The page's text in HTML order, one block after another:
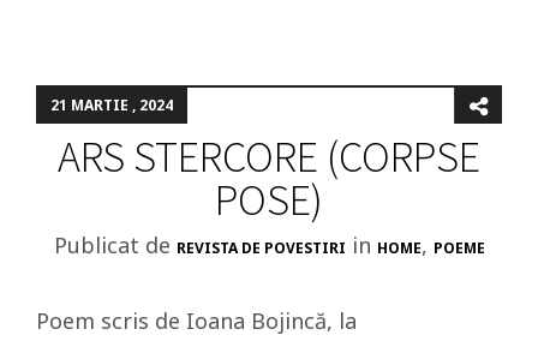
21 MARTIE , 2024
ARS STERCORE (CORPSE
POSE)
Publicat de REVISTA DE POVESTIRI in HOME, POEME
Poem scris de Ioana Bojincă, la